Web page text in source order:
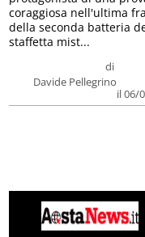
di
Davide Pellegrino
il 06/
coraggiosa nell'ultima
della seconda batteria
staffetta mist...